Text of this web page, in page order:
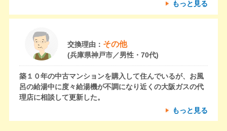
もっと見る
交換理由： その他
(兵庫県神戸市／男性・70代)
築１０年の中古マンションを購入して住んでいるが、お風
呂の給湯中に度々給湯機が不調になり近くの大阪ガスの代
理店に相談して更新した。
もっと見る